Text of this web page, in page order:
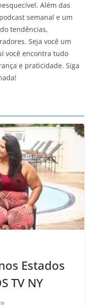
Além das
semanal e um
tendências,
Seja você um
você encontra tudo
e praticidade. Siga
Estados
TV NY